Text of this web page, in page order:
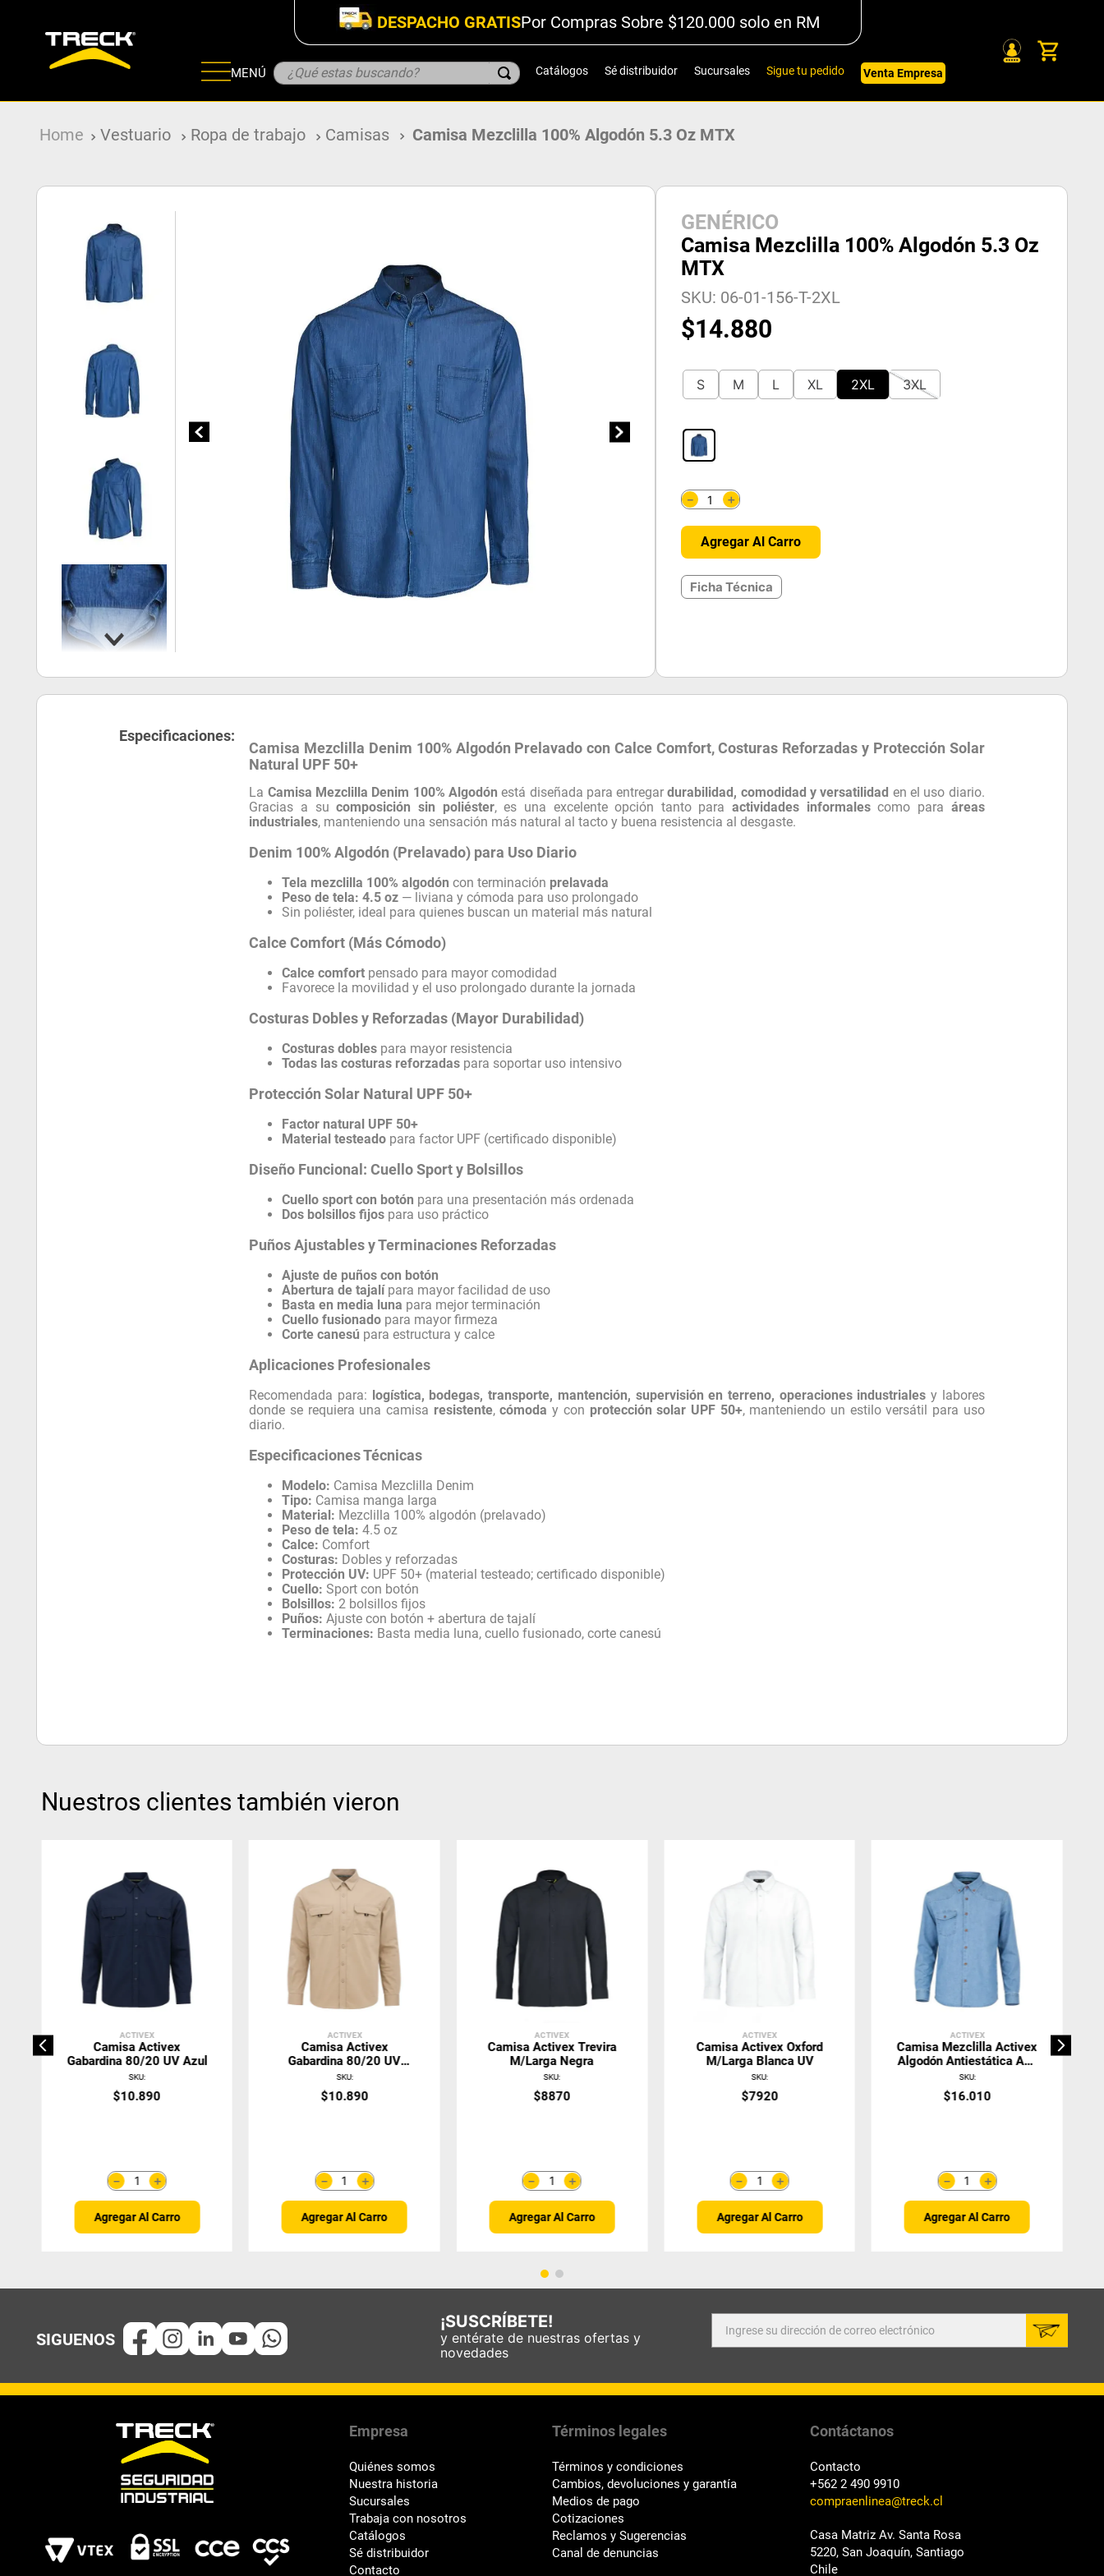
DESPACHO GRATISPor Compras Sobre $120.000 solo en RM
MENÚ ¿Qué estas buscando? Catálogos Sé distribuidor Sucursales Sigue tu pedido Venta Empresa
Vestuario Ropa de trabajo Camisas Camisa Mezclilla 100% Algodón 5.3 Oz MTX
GENÉRICO
Camisa Mezclilla 100% Algodón 5.3 Oz
MTX
SKU: 06-01-156-T-2XL
$14.880
S M L XL 2XL 3XL
＋
－
Agregar Al Carro
Ficha Técnica
Especificaciones:
Camisa Mezclilla Denim 100% Algodón Prelavado con Calce Comfort, Costuras Reforzadas y Protección Solar
Natural UPF 50+
La Camisa Mezclilla Denim 100% Algodón está diseñada para entregardurabilidad, comodidad y versatilidad en el uso diario.
Gracias a sucomposición sin poliéster, es una excelente opción tanto paraactividades informalescomo para áreas
industriales, manteniendo una sensación más natural al tacto y buena resistencia al desgaste.
Denim 100% Algodón (Prelavado) para Uso Diario
Tela mezclilla 100% algodón con terminación prelavada
Peso de tela: 4.5 oz — liviana y cómoda para uso prolongado
Sin poliéster, ideal para quienes buscan un material más natural
Calce Comfort (Más Cómodo)
Calce comfort pensado para mayor comodidad
Favorece la movilidad y el uso prolongado durante la jornada
Costuras Dobles y Reforzadas (Mayor Durabilidad)
Costuras dobles para mayor resistencia
Todas las costuras reforzadas para soportar uso intensivo
Protección Solar Natural UPF 50+
Factor natural UPF 50+
Material testeado para factor UPF (certificado disponible)
Diseño Funcional: Cuello Sport y Bolsillos
Cuello sport con botón para una presentación más ordenada
Dos bolsillos fijos para uso práctico
Puños Ajustables y Terminaciones Reforzadas
Ajuste de puños con botón
Abertura de tajalípara mayor facilidad de uso
Basta en media luna para mejor terminación
Cuello fusionado para mayor firmeza
Corte canesú para estructura y calce
Aplicaciones Profesionales
Recomendada para: logística, bodegas, transporte, mantención, supervisión en terreno, operaciones industriales y labores
donde se requiera una camisa resistente,cómoda y con protección solar UPF 50+, manteniendo un estilo versátil para uso
diario.
Especificaciones Técnicas
Modelo: Camisa Mezclilla Denim
Tipo: Camisa manga larga
Material: Mezclilla 100% algodón (prelavado)
Peso de tela: 4.5 oz
Calce: Comfort
Costuras: Dobles y reforzadas
Protección UV: UPF 50+ (material testeado; certificado disponible)
Cuello: Sport con botón
Bolsillos: 2 bolsillos fijos
Puños: Ajuste con botón + abertura de tajalí
Terminaciones: Basta media luna, cuello fusionado, corte canesú
Nuestros clientes también vieron
ACTIVEX
Camisa Activex
Gabardina 80/20 UV Azul
SKU:
$10.890
＋
－
Agregar Al Carro
ACTIVEX
Camisa Activex
Gabardina 80/20 UV
Beige
SKU:
$10.890
＋
－
Agregar Al Carro
ACTIVEX
Camisa Activex Trevira
M/larga Negra
SKU:
$8870
＋
－
Agregar Al Carro
ACTIVEX
Camisa Activex Oxford
M/Larga Blanca UV
SKU:
$7920
＋
－
Agregar Al Carro
ACTIVEX
Camisa Mezclilla Activex
Algodón Antiestática AS-
1000
SKU:
$16.010
＋
－
Agregar Al Carro
¡SUSCRÍBETE!
y entérate de nuestras ofertas y
novedades
Empresa
Quiénes somos
Nuestra historia
Sucursales
Trabaja con nosotros
Catálogos
Sé distribuidor
Contacto
Términos legales
Términos y condiciones
Cambios, devoluciones y garantía
Medios de pago
Cotizaciones
Reclamos y Sugerencias
Canal de denuncias
Contáctanos
Contacto
+562 2 490 9910
compraenlinea@treck.cl
Casa Matriz Av. Santa Rosa
5220, San Joaquín, Santiago
Chile